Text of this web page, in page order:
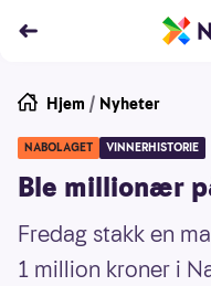
Hjem / Nyheter
NABOLAGET VINNERHISTORIE
Ble millionær
Fredag stakk en
1 million kroner i